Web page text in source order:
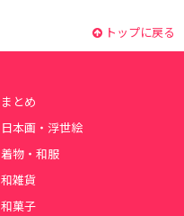
トップに戻る
まとめ
日本画・浮世絵
着物・和服
和雑貨
和菓子